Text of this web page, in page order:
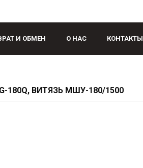
И ОБМЕН О НАС КОНТАКТЫ
180Q, ВИТЯЗЬ МШУ-180/1500